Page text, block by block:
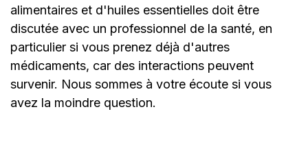
alimentaires et d'huiles essentielles doit être
discutée avec un professionnel de la santé, en
particulier si vous prenez déjà d'autres
médicaments, car des interactions peuvent
survenir. Nous sommes à votre écoute si vous
avez la moindre question.